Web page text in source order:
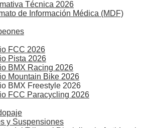
Técnica 2026
de Información Médica (MDF)
FCC 2026
Pista 2026
BMX Racing 2026
Mountain Bike 2026
BMX Freestyle 2026
FCC Paracycling 2026
y Suspensiones